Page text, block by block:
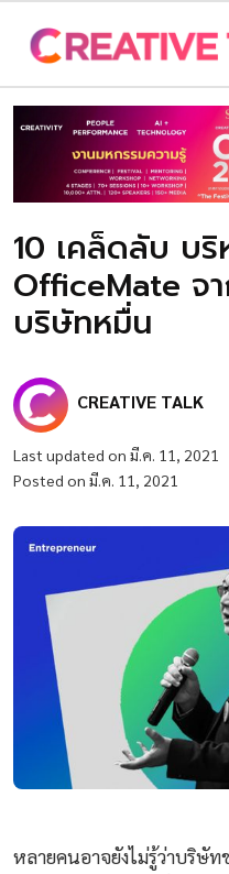
10 เคล็ดลับ บริ
OfficeMate จ
บริษัทหมื่น
CREATIVE TALK
Last updated on มี.ค. 11, 2021
Posted on มี.ค. 11, 2021
หลายคนอาจยังไม่รู้ว่าบริษั